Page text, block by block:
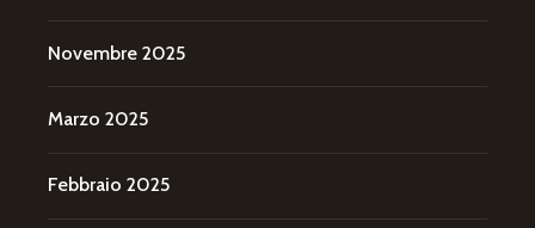
Novembre 2025
Marzo 2025
Febbraio 2025